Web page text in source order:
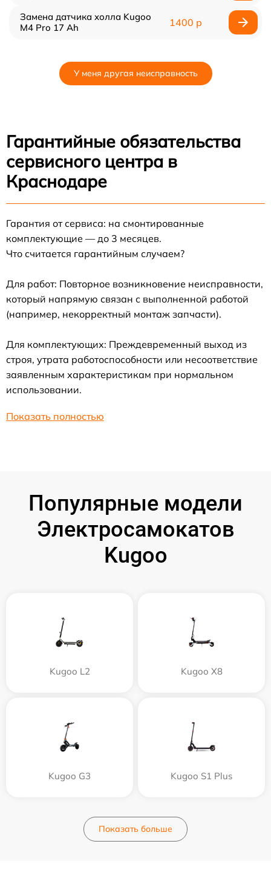
Замена датчика холла Kugoo
M4 Pro 17 Ah
1400 р
У меня другая неисправность
Гарантийные обязательства
сервисного центра в
Краснодаре
Гарантия от сервиса: на смонтированные
комплектующие — до 3 месяцев.
Что считается гарантийным случаем?
Для работ: Повторное возникновение неисправности,
который напрямую связан с выполненной работой
(например, некорректный монтаж запчасти).
Для комплектующих: Преждевременный выход из
строя, утрата работоспособности или несоответствие
заявленным характеристикам при нормальном
использовании.
Показать полностью
Популярные модели
Электросамокатов
Kugoo
Kugoo L2 Kugoo X8
Kugoo G3 Kugoo S1 Plus
Показать больше